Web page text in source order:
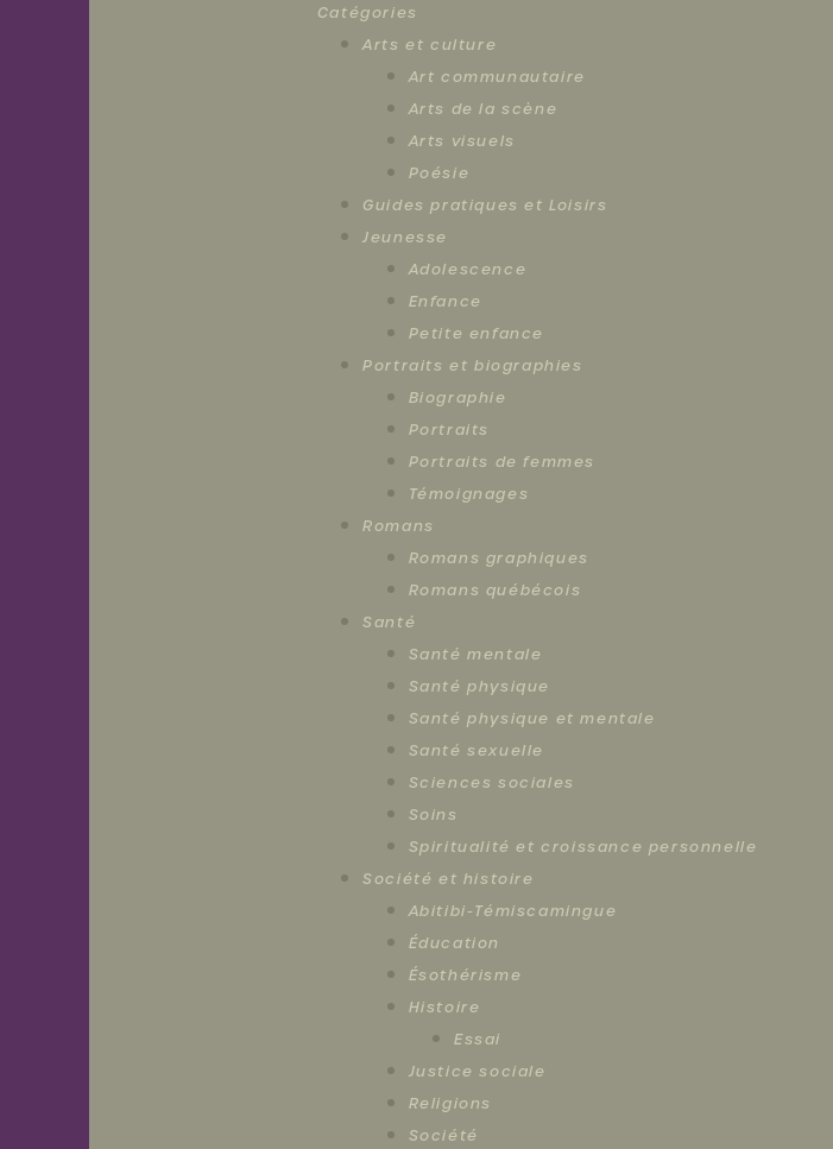
Catégories
Arts et culture
Art communautaire
Arts de la scène
Arts visuels
Poésie
Guides pratiques et Loisirs
Jeunesse
Adolescence
Enfance
Petite enfance
Portraits et biographies
Biographie
Portraits
Portraits de femmes
Témoignages
Romans
Romans graphiques
Romans québécois
Santé
Santé mentale
Santé physique
Santé physique et mentale
Santé sexuelle
Sciences sociales
Soins
Spiritualité et croissance personnelle
Société et histoire
Abitibi-Témiscamingue
Éducation
Ésothérisme
Histoire
Essai
Justice sociale
Religions
Société